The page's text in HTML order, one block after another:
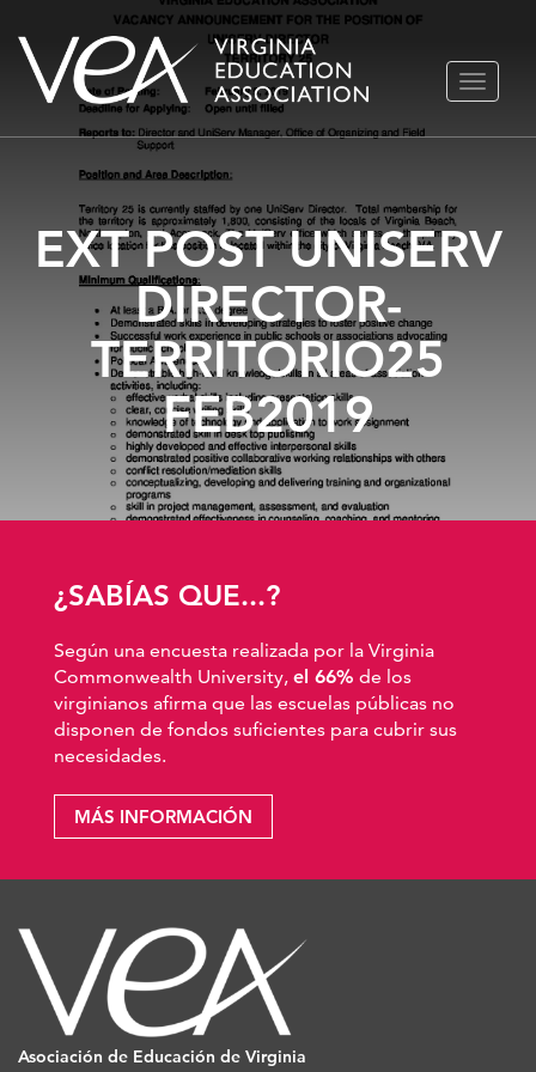
Ir
contenido
EXT POST UNISERV
DIRECTOR-
TERRITORIO25
FEB2019
¿SABÍAS QUE...?
Según una encuesta realizada por la Virginia
Commonwealth University, el 66% de los
virginianos afirma que las escuelas públicas no
disponen de fondos suficientes para cubrir sus
necesidades.
MÁS INFORMACIÓN
Asociación de Educación de Virginia